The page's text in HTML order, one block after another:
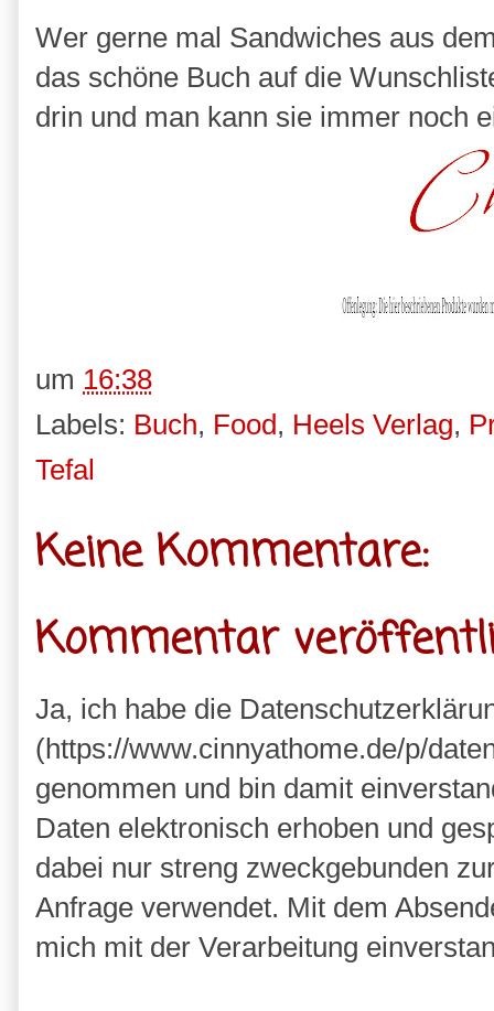
Wer gerne mal Sandwiches aus
das schöne Buch auf die
drin und man kann sie immer noch
um 16:38
Labels: Buch, Food, Heels Verlag,
Tefal
Keine Kommentare:
Kommentar
Ja, ich habe die
(https://www.cinnyathome.de/p/
genommen und bin damit
Daten elektronisch erhoben und
dabei nur streng zweckgebunden
Anfrage verwendet. Mit dem
mich mit der Verarbeitung